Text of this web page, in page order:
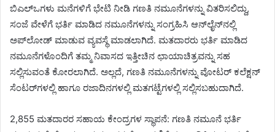
ಬಿಎಲ್‌ಒಗಳು ಮನೆಗಳಿಗೆ ಭೇಟಿ ನೀಡಿ ಗಣತಿ ನಮೂನೆಗಳನ್ನು ವಿತರಿಸಲಿದ್ದು,
ಸಂಜೆ ವೇಳೆಗೆ ಭರ್ತಿ ಮಾಡಿದ ನಮೂನೆಗಳನ್ನು ಸಂಗ್ರಹಿಸಿ ಆನ್‌ಲೈನ್‌ನಲ್ಲಿ
ಅಪ್‌ಲೋಡ್ ಮಾಡುವ ವ್ಯವಸ್ಥೆ ಮಾಡಲಾಗಿದೆ. ಮತದಾರರು ಭರ್ತಿ ಮಾಡಿದ
ನಮೂನೆಗಳೊಂದಿಗೆ ತಮ್ಮ ನಿವಾಸದ ಇತ್ತೀಚಿನ ಛಾಯಾಚಿತ್ರವನ್ನು ಸಹ
ಸಲ್ಲಿಸುವಂತೆ ಕೋರಲಾಗಿದೆ. ಅಲ್ಲದೆ, ಗಣತಿ ನಮೂನೆಗಳನ್ನು ವೋಟರ್ ಕಲೆಕ್ಷನ್
ಸೆಂಟರ್‌ಗಳಲ್ಲಿ ಹಾಗೂ ರಜಾದಿನಗಳಲ್ಲಿ ಮತಗಟ್ಟೆಗಳಲ್ಲಿ ಸಲ್ಲಿಸಬಹುದಾಗಿದೆ.
2,855 ಮತದಾರರ ಸಹಾಯ ಕೇಂದ್ರಗಳ ಸ್ಥಾಪನೆ: ಗಣತಿ ನಮೂನೆ ಭರ್ತಿ